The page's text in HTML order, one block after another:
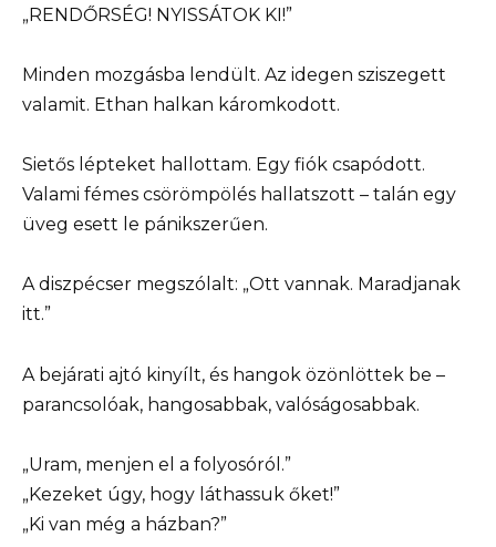
„RENDŐRSÉG! NYISSÁTOK KI!”
Minden mozgásba lendült. Az idegen sziszegett
valamit. Ethan halkan káromkodott.
Sietős lépteket hallottam. Egy fiók csapódott.
Valami fémes csörömpölés hallatszott – talán egy
üveg esett le pánikszerűen.
A diszpécser megszólalt: „Ott vannak. Maradjanak
itt.”
A bejárati ajtó kinyílt, és hangok özönlöttek be –
parancsolóak, hangosabbak, valóságosabbak.
„Uram, menjen el a folyosóról.”
„Kezeket úgy, hogy láthassuk őket!”
„Ki van még a házban?”